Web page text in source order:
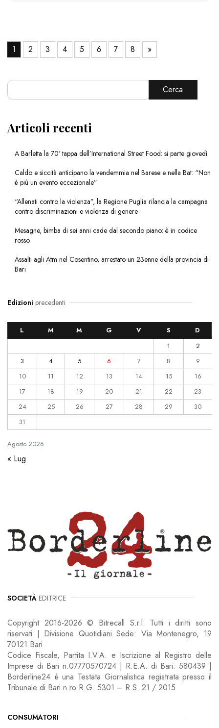
1 2 3 4 5 6 7 8 »
Cerca
Articoli recenti
A Barletta la 70ª tappa dell’International Street Food: si parte giovedì
Caldo e siccità anticipano la vendemmia nel Barese e nella Bat: “Non
è più un evento eccezionale”
“Allenati contro la violenza”, la Regione Puglia rilancia la campagna
contro discriminazioni e violenza di genere
Mesagne, bimba di sei anni cade dal secondo piano: è in codice
rosso
Assalti agli Atm nel Cosentino, arrestato un 23enne della provincia di
Bari
Edizioni precedenti
Agosto 2026
L M M G V S
D
1
2
3
4 5 6 7 8
9
10
11 12 13 14 15
16
17
18 19 20 21 22
23
24
25 26 27 28 29
30
31
« Lug
SOCIETÀ EDITRICE
Copyright 2016-2026 © Bitrecall S.r.l. Tutti i diritti sono
riservati | Divisione Quotidiani Sede: Via Montenegro, 19
70121 Bari
Codice Fiscale, Partita I.V.A. e Iscrizione al Registro delle
Imprese di Bari n.07770570724 | R.E.A. di Bari: 580439 |
Borderline24 è una Testata Giornalistica registrata presso il
Tribunale di Bari n.ro R.G. 5301 – R.S. 21 / 2015
CONSUMATORI